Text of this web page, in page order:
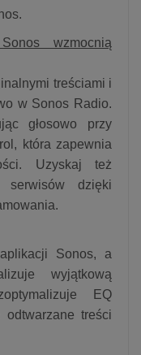
wzmocnią
treściami i
w Sonos Radio.
głosowo przy
która zapewnia
Uzyskaj też
dzięki
Sonos, a
wyjątkową
EQ
odtwarzane treści